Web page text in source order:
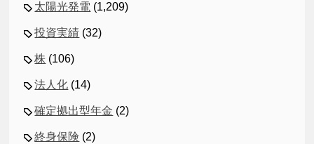
太陽光発電 (1,209)
投資実績 (32)
株 (106)
法人化 (14)
確定拠出型年金 (2)
終身保険 (2)